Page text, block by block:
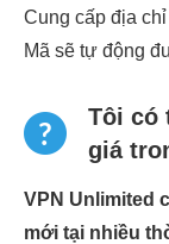
Cung cấp địa
Mã sẽ tự động
Tôi có
giá
VPN Unlimited
mới tại nhiều